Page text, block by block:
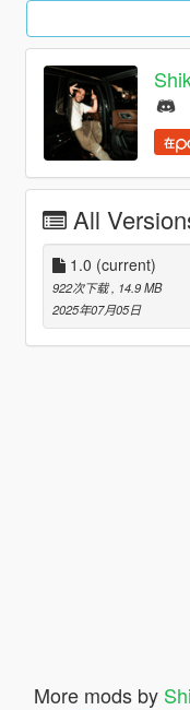
在
All
1.0 (current)
922次下载 , 14.9 MB
2025年07月05日
More mods by